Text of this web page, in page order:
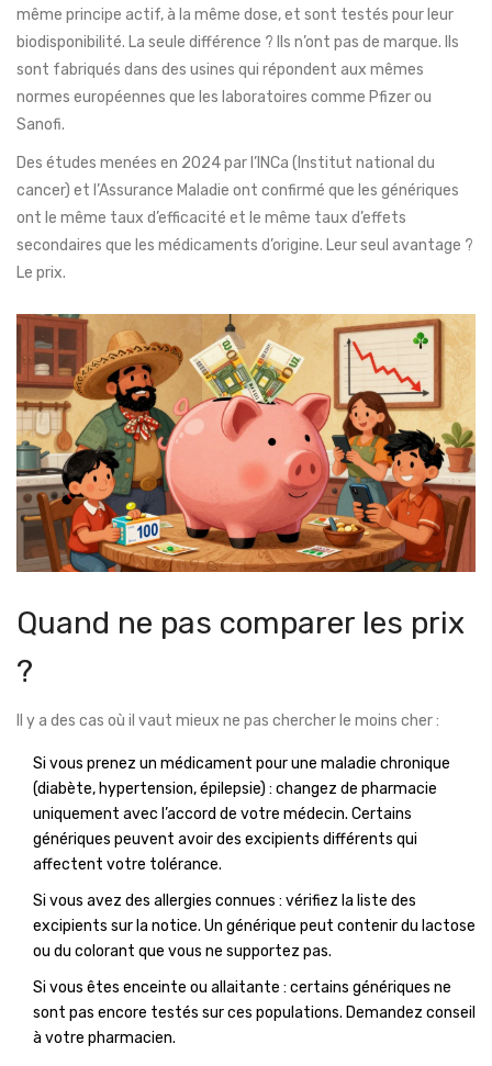
même principe actif, à la même dose, et sont testés pour leur
biodisponibilité. La seule différence ? Ils n’ont pas de marque. Ils
sont fabriqués dans des usines qui répondent aux mêmes
normes européennes que les laboratoires comme Pfizer ou
Sanofi.
Des études menées en 2024 par l’INCa (Institut national du
cancer) et l’Assurance Maladie ont confirmé que les génériques
ont le même taux d’efficacité et le même taux d’effets
secondaires que les médicaments d’origine. Leur seul avantage ?
Le prix.
Quand ne pas comparer les prix
?
Il y a des cas où il vaut mieux ne pas chercher le moins cher :
Si vous prenez un médicament pour une maladie chronique
(diabète, hypertension, épilepsie) : changez de pharmacie
uniquement avec l’accord de votre médecin. Certains
génériques peuvent avoir des excipients différents qui
affectent votre tolérance.
Si vous avez des allergies connues : vérifiez la liste des
excipients sur la notice. Un générique peut contenir du lactose
ou du colorant que vous ne supportez pas.
Si vous êtes enceinte ou allaitante : certains génériques ne
sont pas encore testés sur ces populations. Demandez conseil
à votre pharmacien.